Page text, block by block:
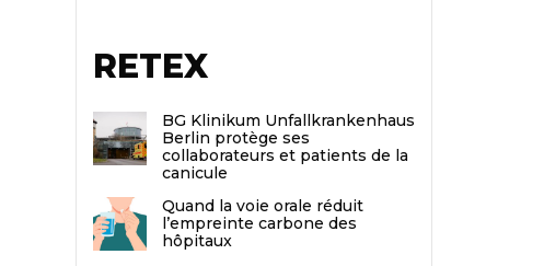
RETEX
BG Klinikum Unfallkrankenhaus
Berlin protège ses
collaborateurs et patients de la
canicule
Quand la voie orale réduit
l’empreinte carbone des
hôpitaux